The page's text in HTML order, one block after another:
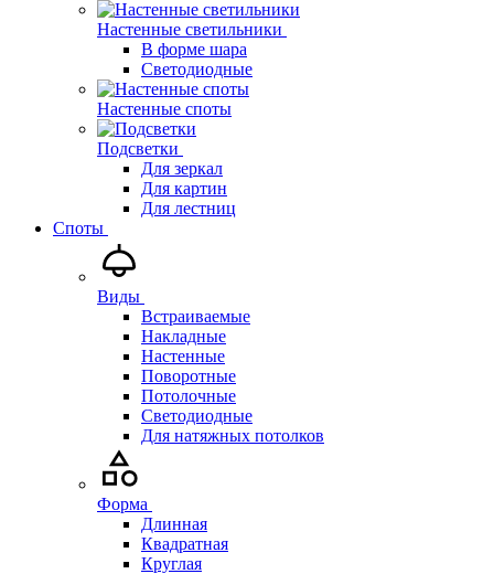
Настенные светильники
В форме шара
Светодиодные
Настенные споты
Подсветки
Для зеркал
Для картин
Для лестниц
Споты
Виды
Встраиваемые
Накладные
Настенные
Поворотные
Потолочные
Светодиодные
Для натяжных потолков
Форма
Длинная
Квадратная
Круглая